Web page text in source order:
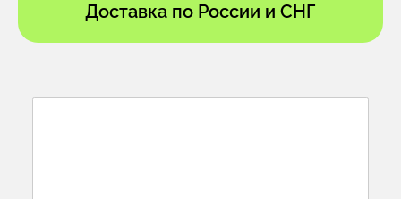
Доставка по России и СНГ